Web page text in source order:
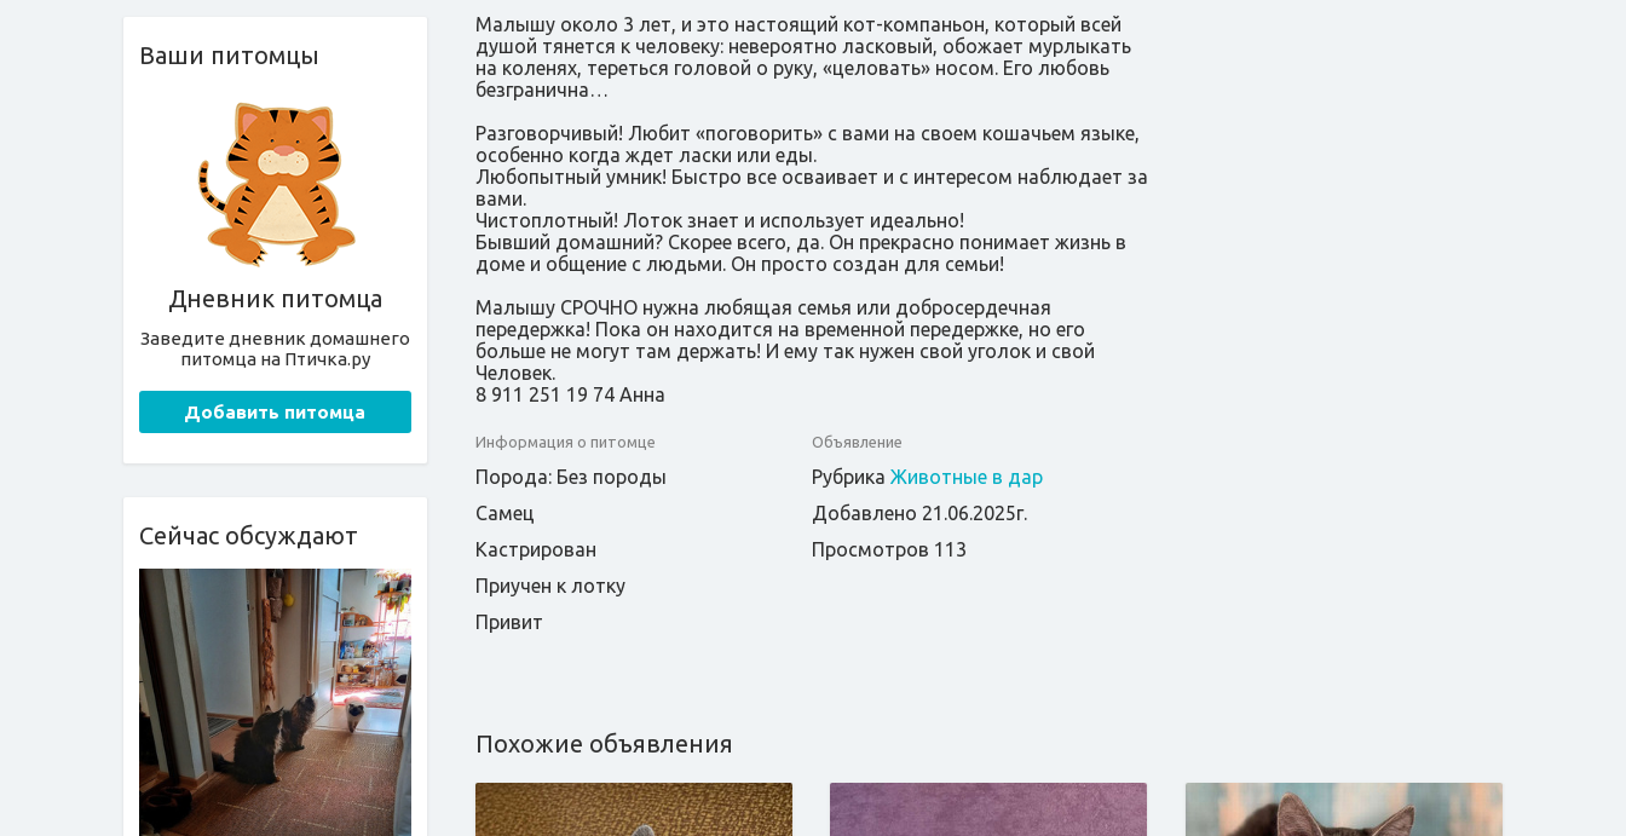
Ваши питомцы
Дневник питомца
Заведите дневник домашнего
питомца на Птичка.ру
Добавить питомца
Сейчас обсуждают
Малышу около 3 лет, и это настоящий кот-компаньон, который всей
душой тянется к человеку: невероятно ласковый, обожает мурлыкать
на коленях, тереться головой о руку, «целовать» носом. Его любовь
безгранична…
Разговорчивый! Любит «поговорить» с вами на своем кошачьем языке,
особенно когда ждет ласки или еды.
Любопытный умник! Быстро все осваивает и с интересом наблюдает за
вами.
Чистоплотный! Лоток знает и использует идеально!
Бывший домашний? Скорее всего, да. Он прекрасно понимает жизнь в
доме и общение с людьми. Он просто создан для семьи!
Малышу СРОЧНО нужна любящая семья или добросердечная
передержка! Пока он находится на временной передержке, но его
больше не могут там держать! И ему так нужен свой уголок и свой
Человек.
8 911 251 19 74 Анна
Информация о питомце
Порода: Без породы
Самец
Кастрирован
Приучен к лотку
Привит
Объявление
Рубрика Животные в дар
Добавлено 21.06.2025г.
Просмотров 113
Похожие объявления